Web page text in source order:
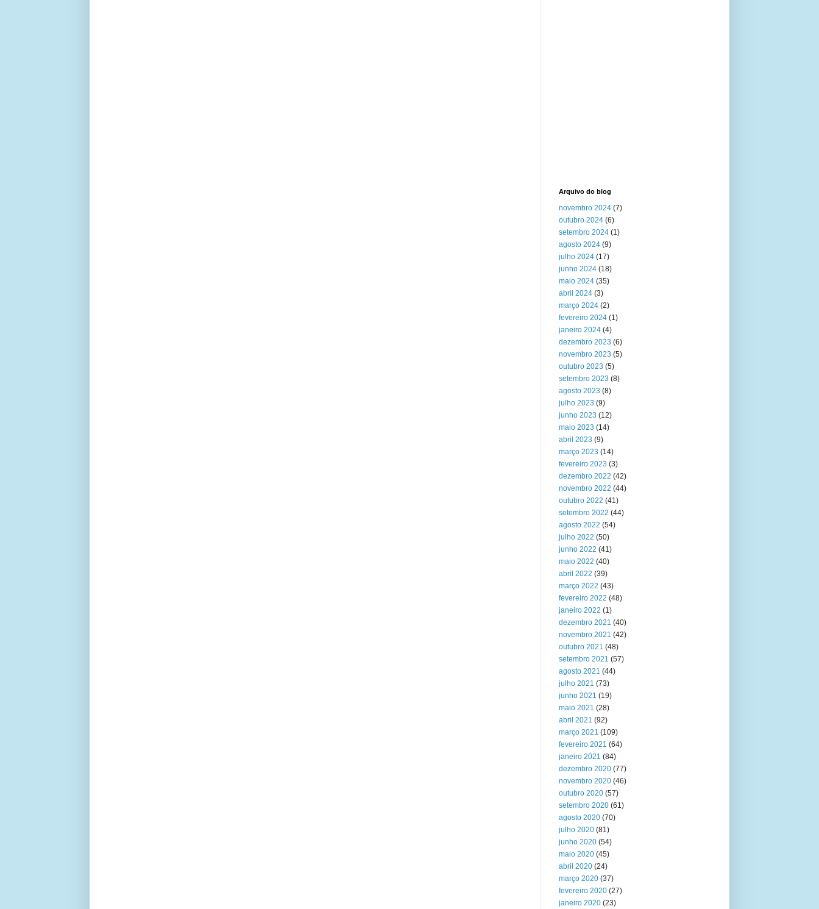
Arquivo do blog
novembro 2024 (7)
outubro 2024 (6)
setembro 2024 (1)
agosto 2024 (9)
julho 2024 (17)
junho 2024 (18)
maio 2024 (35)
abril 2024 (3)
março 2024 (2)
fevereiro 2024 (1)
janeiro 2024 (4)
dezembro 2023 (6)
novembro 2023 (5)
outubro 2023 (5)
setembro 2023 (8)
agosto 2023 (8)
julho 2023 (9)
junho 2023 (12)
maio 2023 (14)
abril 2023 (9)
março 2023 (14)
fevereiro 2023 (3)
dezembro 2022 (42)
novembro 2022 (44)
outubro 2022 (41)
setembro 2022 (44)
agosto 2022 (54)
julho 2022 (50)
junho 2022 (41)
maio 2022 (40)
abril 2022 (39)
março 2022 (43)
fevereiro 2022 (48)
janeiro 2022 (1)
dezembro 2021 (40)
novembro 2021 (42)
outubro 2021 (48)
setembro 2021 (57)
agosto 2021 (44)
julho 2021 (73)
junho 2021 (19)
maio 2021 (28)
abril 2021 (92)
março 2021 (109)
fevereiro 2021 (64)
janeiro 2021 (84)
dezembro 2020 (77)
novembro 2020 (46)
outubro 2020 (57)
setembro 2020 (61)
agosto 2020 (70)
julho 2020 (81)
junho 2020 (54)
maio 2020 (45)
abril 2020 (24)
março 2020 (37)
fevereiro 2020 (27)
janeiro 2020 (23)